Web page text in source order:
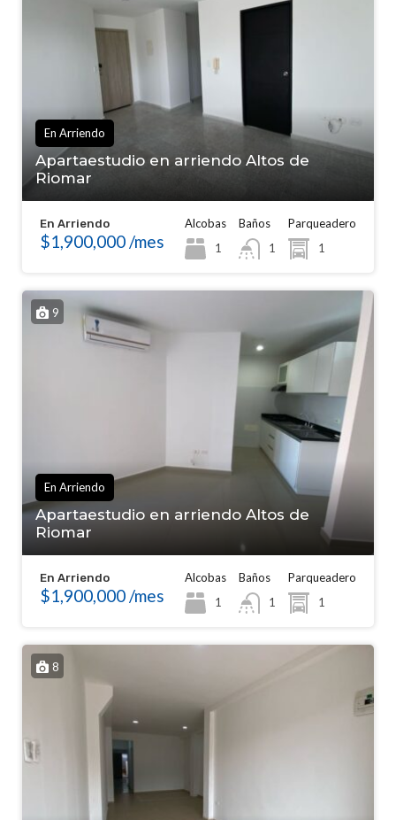
En Arriendo
Apartaestudio en arriendo Altos de
Riomar
En Arriendo
$1,900,000 /mes
Alcobas
1
Baños
1
Parqueadero
1
9
En Arriendo
Apartaestudio en arriendo Altos de
Riomar
En Arriendo
$1,900,000 /mes
Alcobas
1
Baños
1
Parqueadero
1
8